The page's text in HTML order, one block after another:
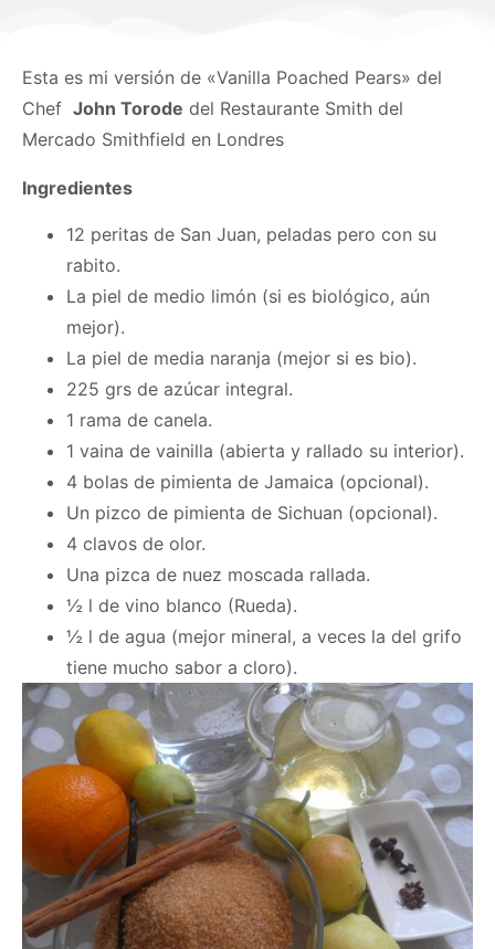
Esta es mi versión de «Vanilla Poached Pears» del
Chef John Torode del Restaurante Smith del
Mercado Smithfield en Londres
Ingredientes
12 peritas de San Juan, peladas pero con su
rabito.
La piel de medio limón (si es biológico, aún
mejor).
La piel de media naranja (mejor si es bio).
225 grs de azúcar integral.
1 rama de canela.
1 vaina de vainilla (abierta y rallado su interior).
4 bolas de pimienta de Jamaica (opcional).
Un pizco de pimienta de Sichuan (opcional).
4 clavos de olor.
Una pizca de nuez moscada rallada.
½ l de vino blanco (Rueda).
½ l de agua (mejor mineral, a veces la del grifo
tiene mucho sabor a cloro).